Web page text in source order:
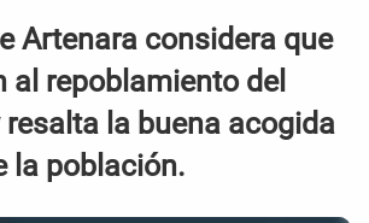
Artenara considera que
al repoblamiento del
la buena acogida
la población.